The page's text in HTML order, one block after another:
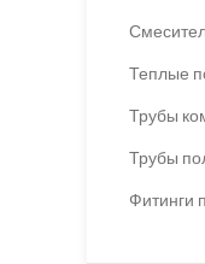
Теплые
Трубы
Трубы
Фитинги